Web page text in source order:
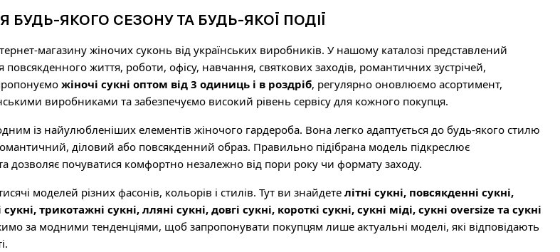
БУДЬ-ЯКОГО СЕЗОНУ ТА БУДЬ-ЯКОЇ ПОДІЇ
магазину жіночих суконь від українських виробників. У нашому каталозі представлений
життя, роботи, офісу, навчання, святкових заходів, романтичних зустрічей,
жіночі сукні оптом від 3 одиниць і в роздріб, регулярно оновлюємо асортимент,
виробниками та забезпечуємо високий рівень сервісу для кожного покупця.
із найулюбленіших елементів жіночого гардероба. Вона легко адаптується до будь-якого стилю
діловий або повсякденний образ. Правильно підібрана модель підкреслює
дозволяє почуватися комфортно незалежно від пори року чи формату заходу.
моделей різних фасонів, кольорів і стилів. Тут ви знайдете літні сукні, повсякденні сукні,
сукні, трикотажні сукні, лляні сукні, довгі сукні, короткі сукні, сукні міді, сукні oversize та сукні
за модними тенденціями, щоб запропонувати покупцям лише актуальні моделі, які відповідають